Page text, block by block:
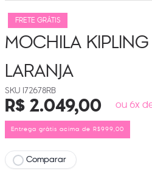
FRETE GRÁTIS
MOCHILA
LARANJA
I72678RB
R$2.049,00 ou 6x
Entrega grátis acima de R$999,00
Comparar